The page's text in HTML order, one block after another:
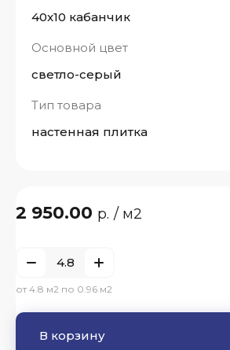
40x10 кабанчик
Основной цвет
светло-серый
Тип товара
настенная плитка
2 950.00 р. / м2
от 4.8 м2 по 0.96 м2
В корзину